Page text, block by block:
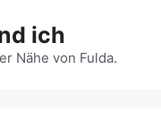
ich
Nähe von Fulda.